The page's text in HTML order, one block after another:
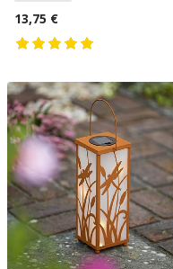
13,75 €